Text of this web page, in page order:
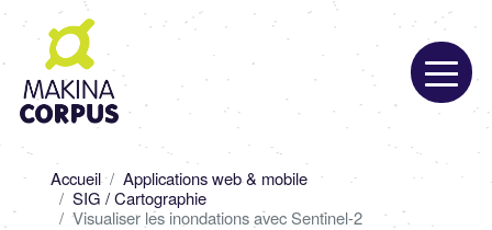
Aller
contenu
principal
d'Ariane
Accueil
Applications web & mobile
SIG / Cartographie
Visualiser les inondations avec Sentinel-2